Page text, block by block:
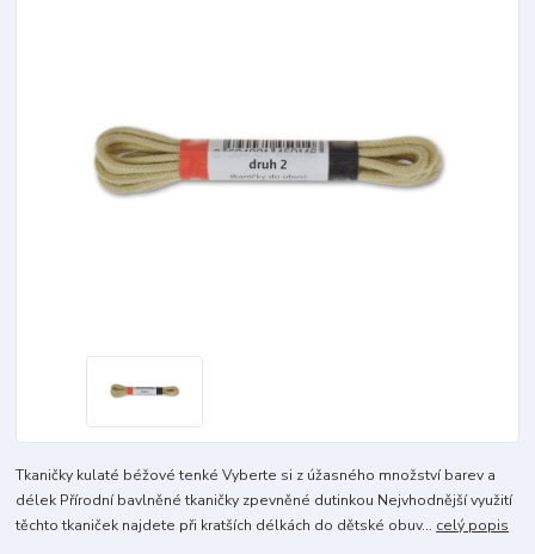
Tkaničky kulaté béžové tenké Vyberte si z úžasného množství barev a
délek Přírodní bavlněné tkaničky zpevněné dutinkou Nejvhodnější využití
těchto tkaniček najdete při kratších délkách do dětské obuv... celý popis